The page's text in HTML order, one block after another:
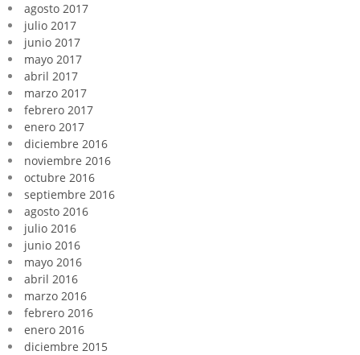
agosto 2017
julio 2017
junio 2017
mayo 2017
abril 2017
marzo 2017
febrero 2017
enero 2017
diciembre 2016
noviembre 2016
octubre 2016
septiembre 2016
agosto 2016
julio 2016
junio 2016
mayo 2016
abril 2016
marzo 2016
febrero 2016
enero 2016
diciembre 2015